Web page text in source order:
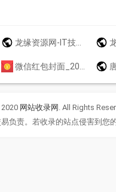
龙缘资源网-IT技术分享博客
微信红包封面_2024_新年_龙年_春节_动态_变异_音乐_特效_表白_节日_美女_卡通_可爱_婚礼_随礼_压岁钱_微信红包封面皮肤 唐
网站收录网 . All Rights
负责。若收录的站点侵害到您